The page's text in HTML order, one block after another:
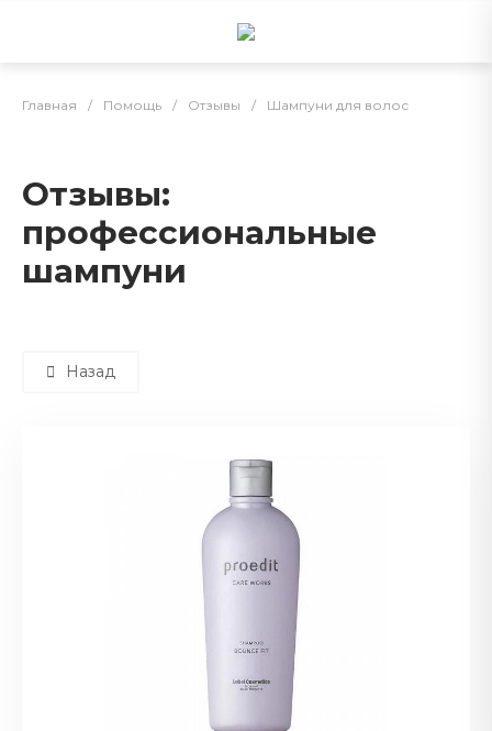
Главная / Помощь / Отзывы / Шампуни для волос
Отзывы:
профессиональные
шампуни
Назад